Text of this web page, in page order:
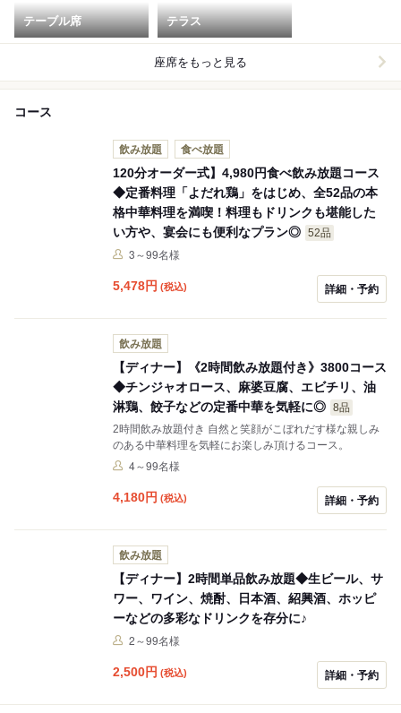
テーブル席 テラス
座席をもっと見る
コース
飲み放題 食べ放題
120分オーダー式】4,980円食べ飲み放題コース
◆定番料理「よだれ鶏」をはじめ、全52品の本
格中華料理を満喫！料理もドリンクも堪能した
い方や、宴会にも便利なプラン◎ 52品
3～99名様
5,478円 (税込) 詳細・予約
飲み放題
【ディナー】《2時間飲み放題付き》3800コース
◆チンジャオロース、麻婆豆腐、エビチリ、油
淋鶏、餃子などの定番中華を気軽に◎ 8品
2時間飲み放題付き 自然と笑顔がこぼれだす様な親しみ
のある中華料理を気軽にお楽しみ頂けるコース。
4～99名様
4,180円 (税込) 詳細・予約
飲み放題
【ディナー】2時間単品飲み放題◆生ビール、サ
ワー、ワイン、焼酎、日本酒、紹興酒、ホッピ
ーなどの多彩なドリンクを存分に♪
2～99名様
2,500円 (税込) 詳細・予約